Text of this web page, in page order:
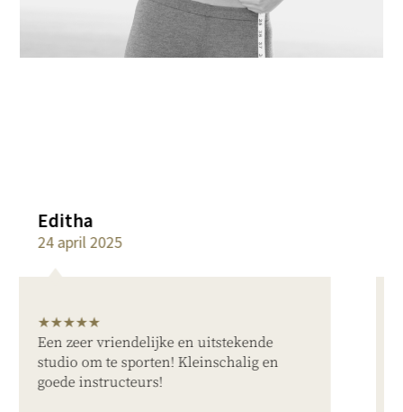
en
Lief personeel, professioneel,
waar ze mee bezig zijn,